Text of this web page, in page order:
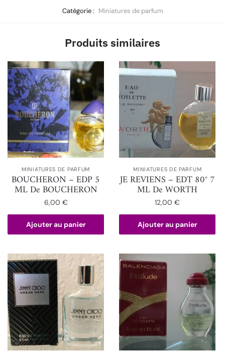
Catégorie : Miniatures de parfum
Produits similaires
MINIATURES DE PARFUM
BOUCHERON – EDP 5
ML De BOUCHERON
6,00 €
Ajouter au panier
MINIATURES DE PARFUM
JE REVIENS – EDT 80° 7
ML De WORTH
12,00€
Ajouter au panier